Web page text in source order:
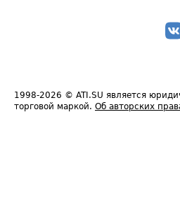
1998-2026 © ATI.SU является
торговой маркой. Об авторских